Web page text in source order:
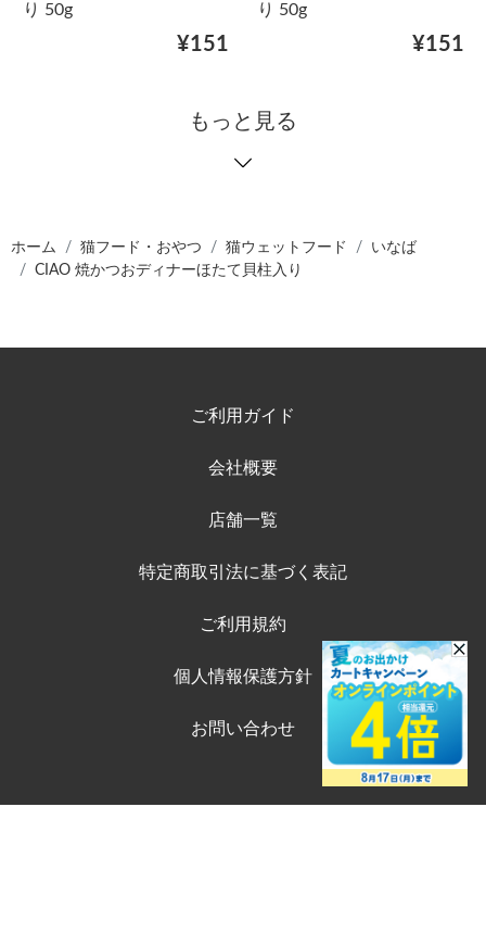
り 50g
¥151
り 50g
¥151
もっと見る
ホーム 猫フード・おやつ 猫ウェットフード
いなば
CIAO 焼かつおディナーほたて貝柱入り
ご利用ガイド
会社概要
店舗一覧
特定商取引法に基づく表記
ご利用規約
個人情報保護方針
お問い合わせ